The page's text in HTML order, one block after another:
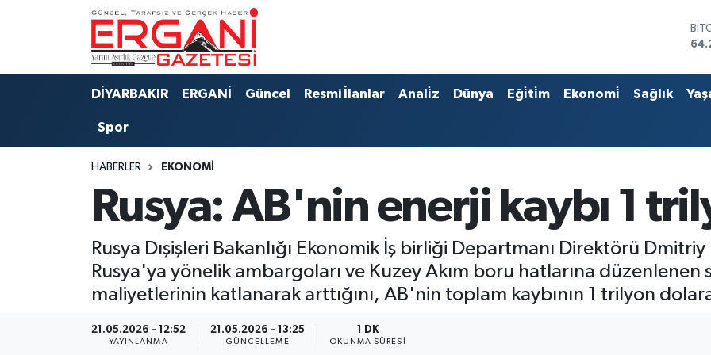
DİYARBAKIR ERGANİ Güncel Resmi İlanlar Anali̇z Dünya Eği̇ti̇m Ekonomi̇ Sağlık
Spor
HABERLER EKONOMİ
Rusya: AB'nin enerji kaybı 1
Rusya Dışişleri Bakanlığı Ekonomik İş birliği Departmanı Direktörü
Rusya'ya yönelik ambargoları ve Kuzey Akım boru hatlarına düzenlenen
maliyetlerinin katlanarak arttığını, AB'nin toplam kaybının 1 trilyon dolara
21.05.2026 - 12:52
YAYINLANMA
21.05.2026 - 13:25
GÜNCELLEME
1 DK
OKUNMA SÜRESI
DİYARBAKIR
BAĞLAR
ERGANİ
Resmi İlanlar
Ergani Nöbetçi Eczaneler
Ergani Hava Durumu
Tüm Manşetler
Son Dakika Haberleri
Haber Arşivi